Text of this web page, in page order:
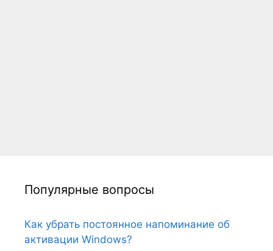
Популярные вопросы
Как убрать постоянное напоминание об
активации Windows?